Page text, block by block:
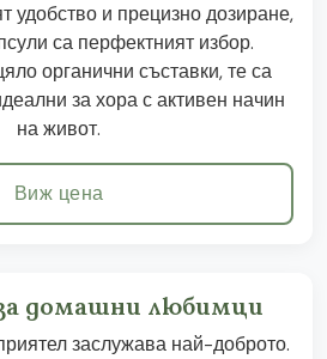
удобство и прецизно дозиране,
са перфектният избор.
органични съставки, те са
за хора с активен начин
на живот.
Виж цена
домашни любимци
заслужава най-доброто.